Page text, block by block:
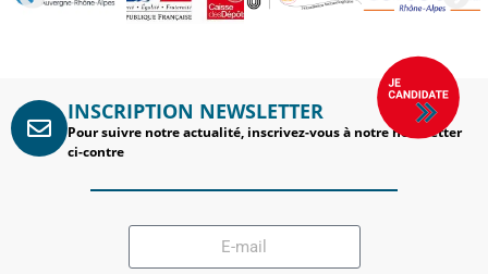
INSCRIPTION NEWSLETTER
Pour suivre notre actualité, inscrivez-vous à notre newsletter
ci-contre